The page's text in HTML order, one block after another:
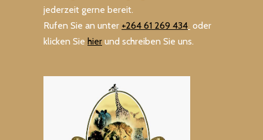
jederzeit gerne bereit.
Rufen Sie an unter +264 61 269 434 oder
klicken Sie hier und schreiben Sie uns.